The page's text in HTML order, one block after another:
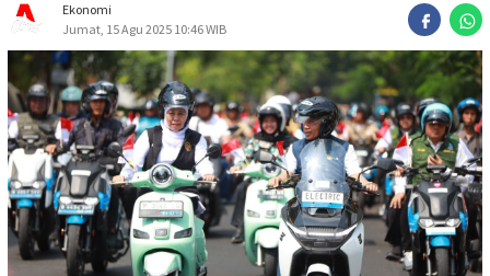
Ekonomi
Jumat, 15 Agu 2025 10:46 WIB